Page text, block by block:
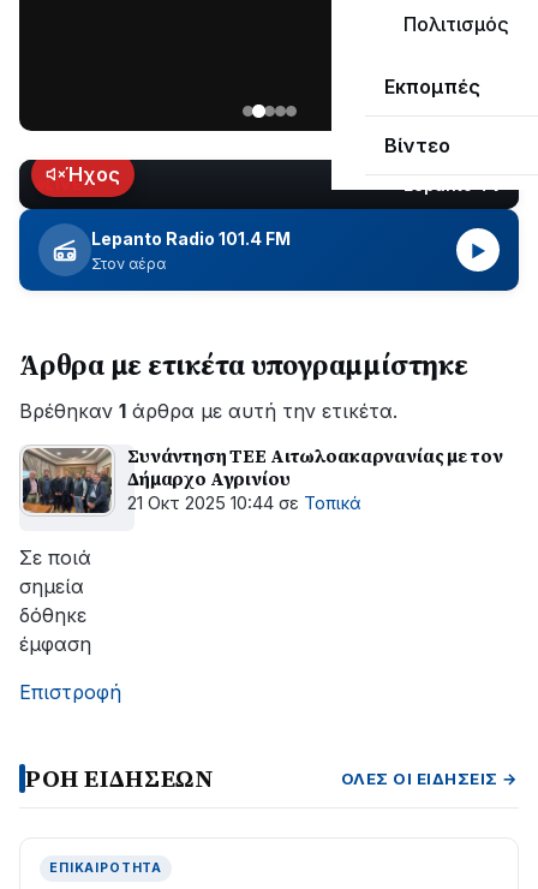
Πολιτισμός
Εκπομπές
Βίντεο
Κωτσανά
για
τα
μεγάλα
έργα
LIVEΉχος
Lepanto Radio 101.4 FM
Στον αέρα
▶
Άρθρα με ετικέτα υπογραμμίστηκε
Βρέθηκαν 1 άρθρα με αυτή την ετικέτα.
Συνάντηση ΤΕΕ Αιτωλοακαρνανίας με τον
Δήμαρχο Αγρινίου
21 Οκτ 2025 10:44 σε Τοπικά
Σε ποιά
σημεία
δόθηκε
έμφαση
Επιστροφή
ΡΟΗ ΕΙΔΗΣΕΩΝ ΌΛΕΣ ΟΙ ΕΙΔΉΣΕΙΣ →
ΕΠΙΚΑΙΡΌΤΗΤΑ